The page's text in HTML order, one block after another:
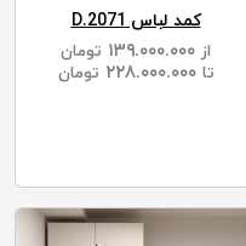
کمد لباس D.2071
از
تومان
تا ۲۲۸.۰۰۰.۰۰۰ تومان